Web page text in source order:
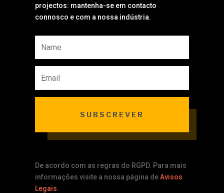
projectos: mantenha-se em contacto
connosco e com a nossa indústria.
SUBSCREVER
De acordo com as regras do RGPD. Para mais
informações visite a nossa página deAvisos
Legais.